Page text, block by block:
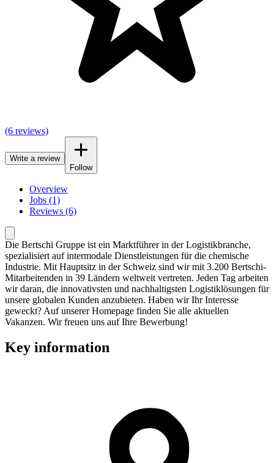
(6 reviews)
Write a review
Follow
Overview
Jobs (1)
Reviews (6)
Die Bertschi Gruppe ist ein Marktführer in der Logistikbranche,
spezialisiert auf intermodale Dienstleistungen für die chemische
Industrie. Mit Hauptsitz in der Schweiz sind wir mit 3.200 Bertschi-
Mitarbeitenden in 39 Ländern weltweit vertreten. Jeden Tag arbeiten
wir daran, die innovativsten und nachhaltigsten Logistiklösungen für
unsere globalen Kunden anzubieten. Haben wir Ihr Interesse
geweckt? Auf unserer Homepage finden Sie alle aktuellen
Vakanzen. Wir freuen uns auf Ihre Bewerbung!
Key information